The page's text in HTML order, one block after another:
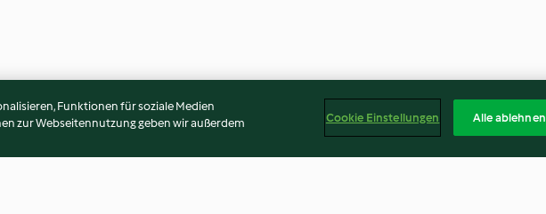
Funktionen für soziale Medien
zur Webseitennutzung geben wir außerdem
Cookie Einstellungen Alle ablehnen